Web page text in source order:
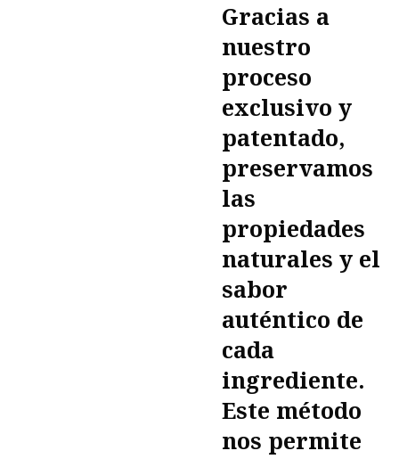
Gracias a
nuestro
proceso
exclusivo y
patentado,
preservamos
las
propiedades
naturales y el
sabor
auténtico de
cada
ingrediente.
Este método
nos permite